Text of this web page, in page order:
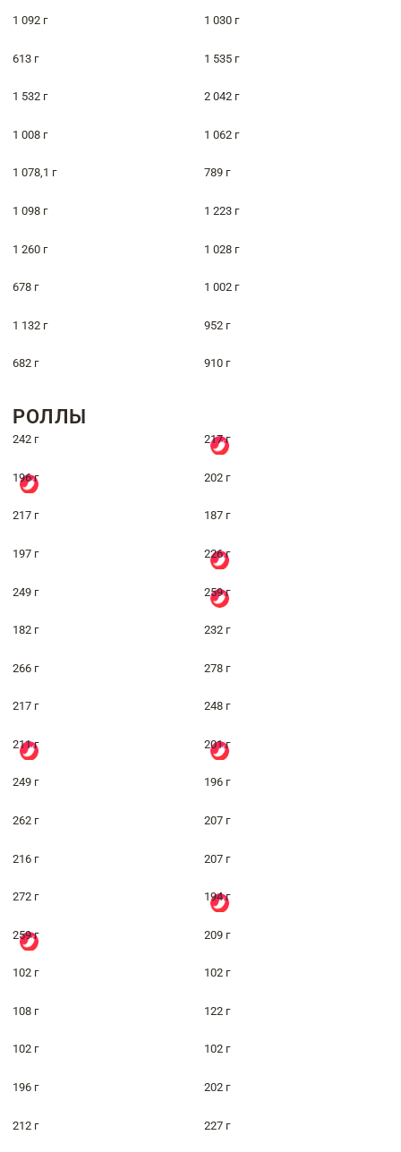
1 092 г 1 030 г
613 г 1 535 г
1 532 г 2 042 г
1 008 г 1 062 г
1 078,1 г 789 г
1 098 г 1 223 г
1 260 г 1 028 г
678 г 1 002 г
1 132 г 952 г
682 г 910 г
РОЛЛЫ
242 г 217 г
196 г 202 г
217 г 187 г
197 г 226 г
249 г 259 г
182 г 232 г
266 г 278 г
217 г 248 г
211 г 201 г
249 г 196 г
262 г 207 г
216 г 207 г
272 г 194 г
259 г 209 г
102 г 102 г
108 г 122 г
102 г 102 г
196 г 202 г
212 г 227 г